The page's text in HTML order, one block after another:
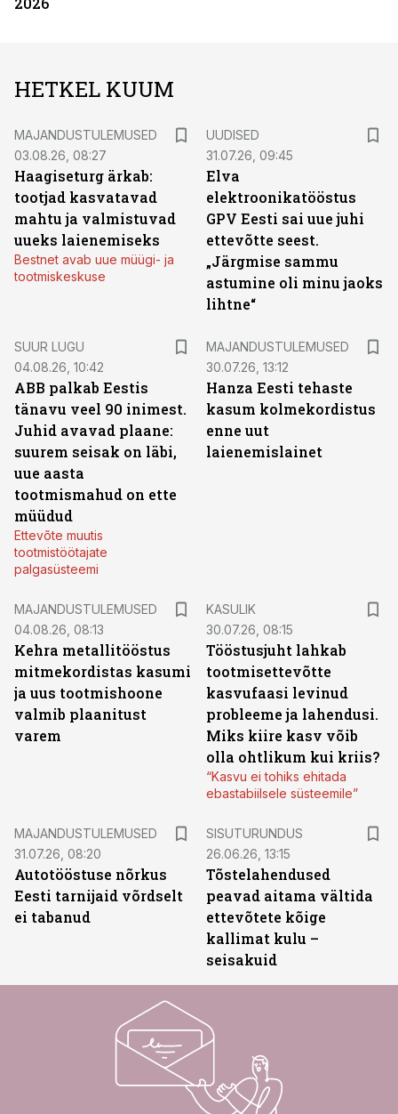
HETKEL KUUM
MAJANDUSTULEMUSED
03.08.26, 08:27
Haagiseturg ärkab:
tootjad kasvatavad
mahtu ja valmistuvad
uueks laienemiseks
Bestnet avab uue müügi- ja
tootmiskeskuse
UUDISED
31.07.26, 09:45
Elva
elektroonikatööstus
GPV Eesti sai uue juhi
ettevõtte seest.
„Järgmise sammu
astumine oli minu jaoks
lihtne“
SUUR LUGU
04.08.26, 10:42
ABB palkab Eestis
tänavu veel 90 inimest.
Juhid avavad plaane:
suurem seisak on läbi,
uue aasta
tootmismahud on ette
müüdud
Ettevõte muutis
tootmistöötajate
palgasüsteemi
MAJANDUSTULEMUSED
30.07.26, 13:12
Hanza Eesti tehaste
kasum kolmekordistus
enne uut
laienemislainet
MAJANDUSTULEMUSED
04.08.26, 08:13
Kehra metallitööstus
mitmekordistas kasumi
ja uus tootmishoone
valmib plaanitust
varem
KASULIK
30.07.26, 08:15
Tööstusjuht lahkab
tootmisettevõtte
kasvufaasi levinud
probleeme ja lahendusi.
Miks kiire kasv võib
olla ohtlikum kui kriis?
“Kasvu ei tohiks ehitada
ebastabiilsele süsteemile”
MAJANDUSTULEMUSED
31.07.26, 08:20
Autotööstuse nõrkus
Eesti tarnijaid võrdselt
ei tabanud
SISUTURUNDUS
26.06.26, 13:15
Tõstelahendused
peavad aitama vältida
ettevõtete kõige
kallimat kulu –
seisakuid